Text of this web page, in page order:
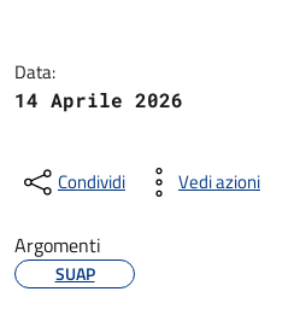
Data:
14 Aprile 2026
Condividi Vedi azioni
Argomenti
SUAP